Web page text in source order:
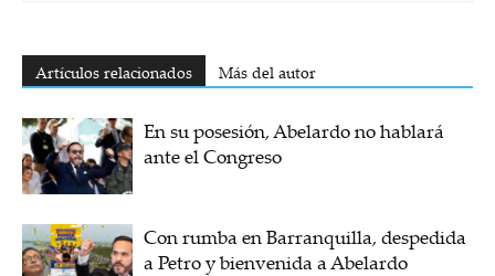
Artículos relacionados Más del autor
En su posesión, Abelardo no hablará
ante el Congreso
Con rumba en Barranquilla, despedida
a Petro y bienvenida a Abelardo